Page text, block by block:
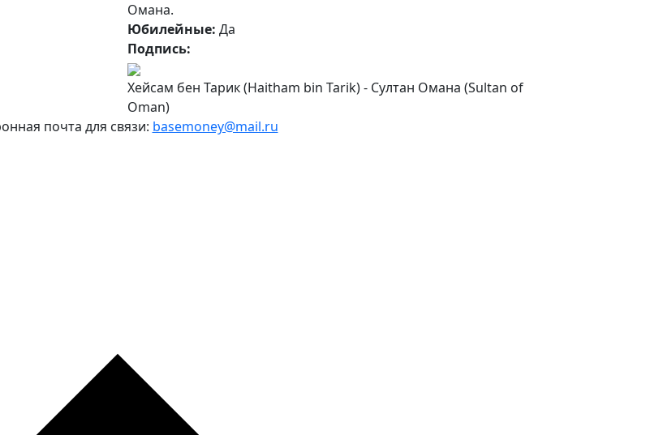
Омана.
Юбилейные: Да
Подпись:
Хейсам бен Тарик (Haitham bin Tarik) - Султан Омана (Sultan of
Oman)
почта для связи: basemoney@mail.ru